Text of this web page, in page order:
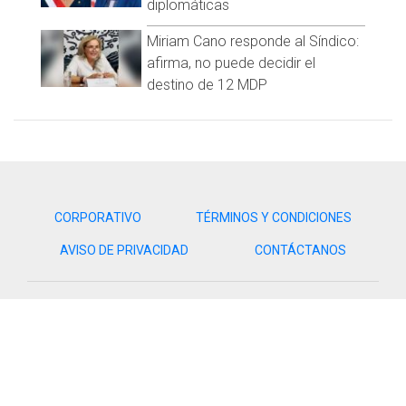
¿Qué puedes hacer para conmemorar este día?
Existen muchas actividades que puedes llevar a cabo
diplomáticas
Miriam Cano responde al Síndico:
afirma, no puede decidir el
destino de 12 MDP
CORPORATIVO TÉRMINOS Y CONDICIONES
AVISO DE PRIVACIDAD CONTÁCTANOS